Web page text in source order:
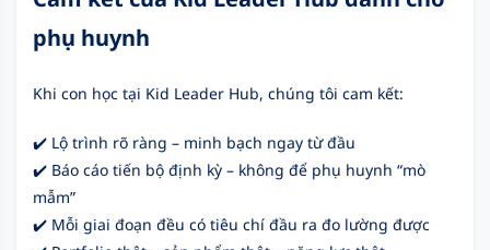
phụ huynh
Khi con học tại Kid Leader Hub, chúng tôi cam kết:
✔️ Lộ trình rõ ràng – minh bạch ngay từ đầu
✔️ Báo cáo tiến bộ định kỳ – không để phụ huynh “mò
mẫm”
✔️ Mỗi giai đoạn đều có tiêu chí đầu ra đo lường được